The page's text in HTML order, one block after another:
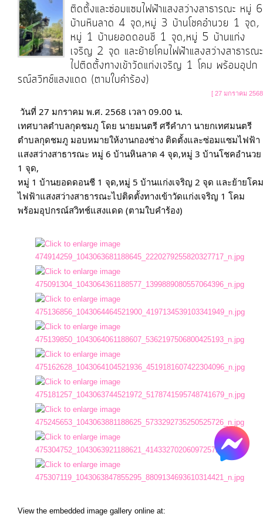
ติดตั้งและซ่อมแซมไฟฟ้าแสงสว่างสาธารณะ หมู่ 6
บ้านหินลาด 4 จุด,หมู่ 3 บ้านโชคอำนวย 1 จุด,
หมู่ 1 บ้านยอดดอนชี 1 จุด,หมู่ 5 บ้านแก่ง
เจริญ 2 จุด และย้ายโคมไฟฟ้าแสงสว่างสาธารณะ
ไปติดตั้งทางเข้าวัดแก่งเจริญ 1 โคม พร้อมอุปก
รณ์สวิทช์แสงแดด (ตามใบคำร้อง)
[ 27 มกราคม
วันที่ 27 มกราคม พ.ศ. 2568 เวลา 09.00 น.
เทศบาลตำบลกุดชมภู โดย นายมนตรี ศรีคำภา นายกเทศมนตรี
ตำบลกุดชมภู มอบหมายให้งานกองช่าง ติดตั้งและซ่อมแซมไฟฟ้า
แสงสว่างสาธารณะ หมู่ 6 บ้านหินลาด 4 จุด,หมู่ 3 บ้านโชคอำนวย
1 จุด,
หมู่ 1 บ้านยอดดอนชี 1 จุด,หมู่ 5 บ้านแก่งเจริญ 2 จุด และย้ายโคม
ไฟฟ้าแสงสว่างสาธารณะไปติดตั้งทางเข้าวัดแก่งเจริญ 1 โคม
พร้อมอุปกรณ์สวิทช์แสงแดด (ตามใบคำร้อง)
View the embedded image gallery online at: